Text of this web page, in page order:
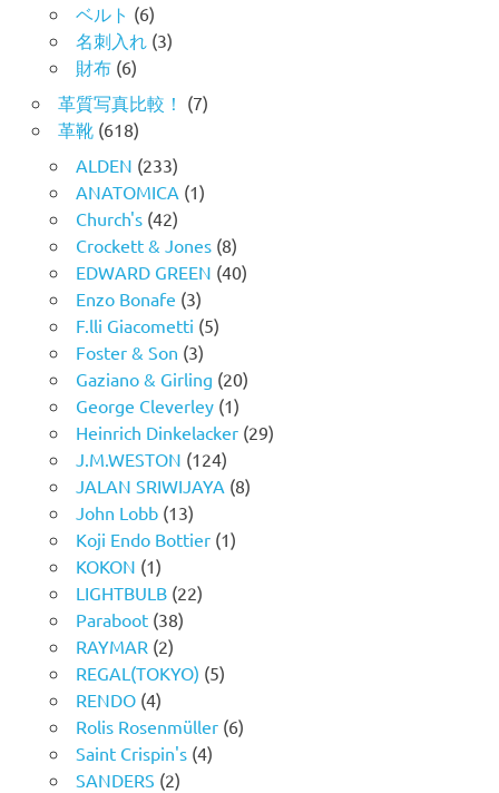
ベルト (6)
名刺入れ (3)
財布(6)
革質写真比較！ (7)
革靴(618)
ALDEN (233)
ANATOMICA (1)
Church's(42)
Crockett & Jones(8)
EDWARD GREEN (40)
Enzo Bonafe (3)
F.lli Giacometti (5)
Foster & Son (3)
Gaziano & Girling (20)
George Cleverley(1)
Heinrich Dinkelacker(29)
J.M.WESTON (124)
JALAN SRIWIJAYA (8)
John Lobb(13)
Koji Endo Bottier(1)
KOKON (1)
LIGHTBULB(22)
Paraboot(38)
RAYMAR (2)
REGAL(TOKYO) (5)
RENDO(4)
Rolis Rosenmüller(6)
Saint Crispin's(4)
SANDERS (2)